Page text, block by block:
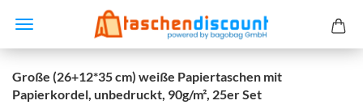
Große (26+12*35 cm) weiße Papiertaschen mit
Papierkordel, unbedruckt, 90g/m², 25er Set